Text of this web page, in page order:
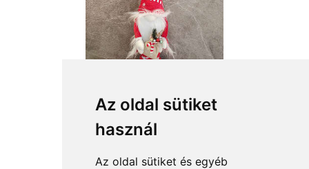
Az oldal sütiket
használ
Az oldal sütiket és egyéb
from HUF18,600